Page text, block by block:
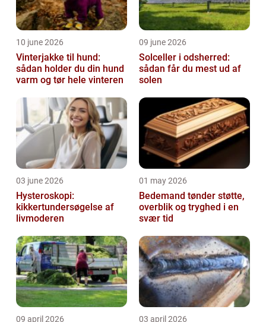
10 june 2026
Vinterjakke til hund:
sådan holder du din hund
varm og tør hele vinteren
09 june 2026
Solceller i odsherred:
sådan får du mest ud af
solen
03 june 2026
Hysteroskopi:
kikkertundersøgelse af
livmoderen
01 may 2026
Bedemand tønder støtte,
overblik og tryghed i en
svær tid
09 april 2026 03 april 2026